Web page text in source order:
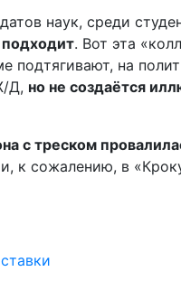
наук, среди
. Вот эта
подтягивают, на
Д, но не создаётся
с треском
и, к сожалению, в